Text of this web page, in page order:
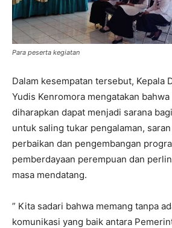
Para peserta kegiatan
Dalam kesempatan tersebut, Kepala
Yudis Kenromora mengatakan
diharapkan dapat menjadi sarana
untuk saling tukar pengalaman,
perbaikan dan pengembangan
pemberdayaan perempuan dan
masa mendatang.
” Kita sadari bahwa memang tanpa
komunikasi yang baik antara